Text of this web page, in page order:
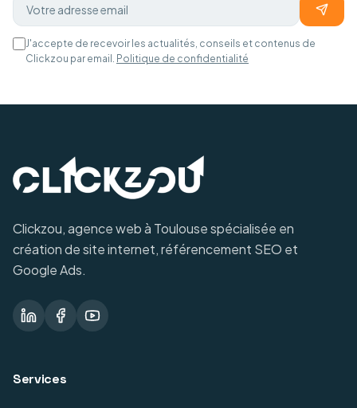
J'accepte de recevoir les actualités, conseils et contenus de
Clickzou par email. Politique de confidentialité
Clickzou, agence web à Toulouse spécialisée en
création de site internet, référencement SEO et
Google Ads.
Services